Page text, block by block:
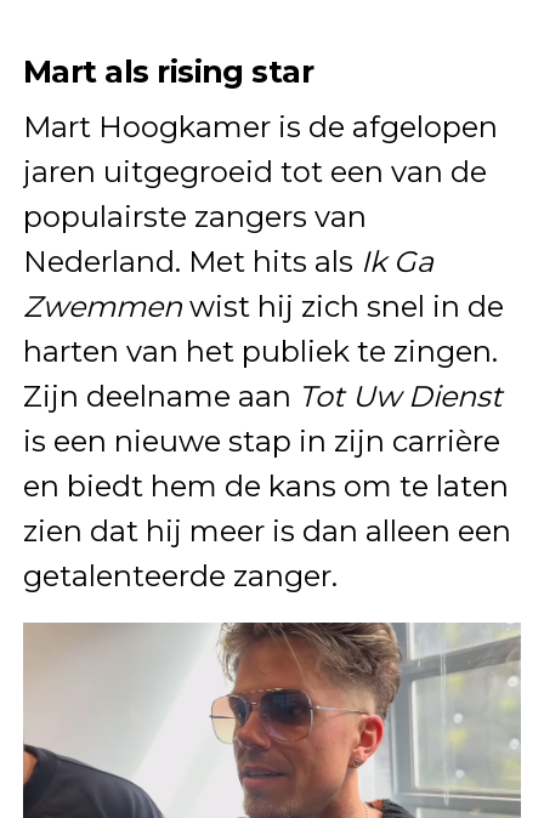
Mart als rising star
Mart Hoogkamer is de afgelopen
jaren uitgegroeid tot een van de
populairste zangers van
Nederland. Met hits als Ik Ga
Zwemmenwist hij zich snel in de
harten van het publiek te zingen.
Zijn deelname aan Tot Uw Dienst
is een nieuwe stap in zijn carrière
en biedt hem de kans om te laten
zien dat hij meer is dan alleen een
getalenteerde zanger.